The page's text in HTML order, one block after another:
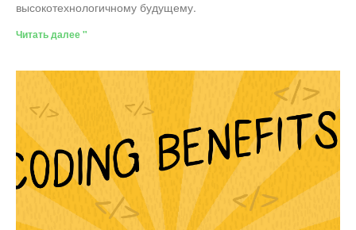
высокотехнологичному будущему.
Читать далее "